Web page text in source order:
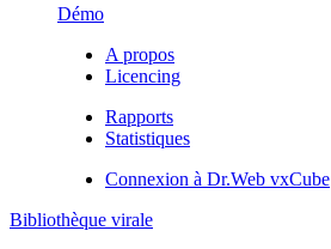
Démo
A propos
Licencing
Rapports
Statistiques
Connexion à Dr.Web vxCube
Bibliothèque virale